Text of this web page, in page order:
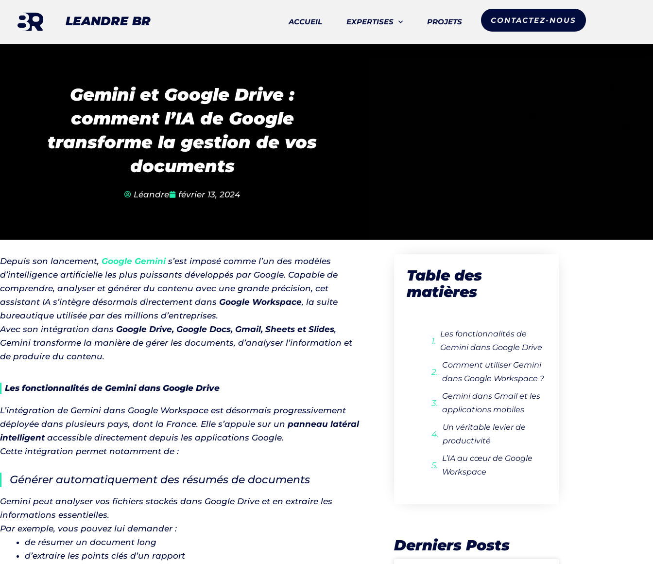
contenu
LEANDRE BR ACCUEIL EXPERTISES PROJETS CONTACTEZ-NOUS
Gemini et Google Drive :
comment l’IA de Google
transforme la gestion de vos
documents
Léandre février 13, 2024
Depuis son lancement, Google Geminis’est imposé comme l’un des modèles
d’intelligence artificielle les plus puissants développés par Google. Capable de
comprendre, analyser et générer du contenu avec une grande précision, cet
assistant IA s’intègre désormais directement dans Google Workspace, la suite
bureautique utilisée par des millions d’entreprises.
Avec son intégration dans Google Drive, Google Docs, Gmail, Sheets et Slides,
Gemini transforme la manière de gérer les documents, d’analyser l’information et
de produire du contenu.
Les fonctionnalités de Gemini dans Google Drive
L’intégration de Gemini dans Google Workspace est désormais progressivement
déployée dans plusieurs pays, dont la France. Elle s’appuie sur un panneau latéral
intelligentaccessible directement depuis les applications Google.
Cette intégration permet notamment de :
Générer automatiquement des résumés de documents
Gemini peut analyser vos fichiers stockés dans Google Drive et en extraire les
informations essentielles.
Par exemple, vous pouvez lui demander :
de résumer un document long
d’extraire les points clés d’un rapport
Table des
matières
Les fonctionnalités de
Gemini dans Google Drive
Comment utiliser Gemini
dans Google Workspace ?
Gemini dans Gmail et les
applications mobiles
Un véritable levier de
productivité
L’IA au cœur de Google
Workspace
Derniers Posts